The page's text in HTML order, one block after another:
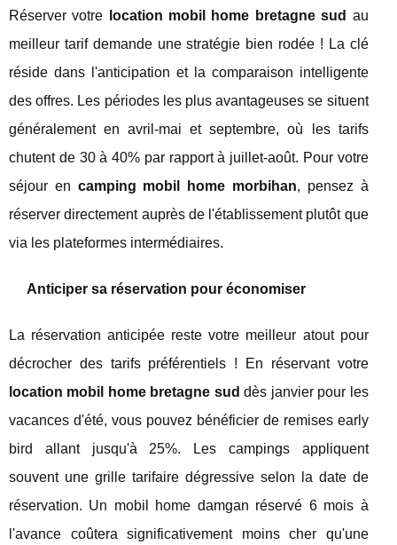
Réserver votre location mobil home bretagne sud au
meilleur tarif demande une stratégie bien rodée ! La clé
réside dans l'anticipation et la comparaison intelligente
des offres. Les périodes les plus avantageuses se situent
généralement en avril-mai et septembre, où les tarifs
chutent de 30 à 40% par rapport à juillet-août. Pour votre
séjour en camping mobil home morbihan, pensez à
réserver directement auprès de l'établissement plutôt que
via les plateformes intermédiaires.
Anticiper sa réservation pour économiser
La réservation anticipée reste votre meilleur atout pour
décrocher des tarifs préférentiels ! En réservant votre
location mobil home bretagne sud dès janvier pour les
vacances d'été, vous pouvez bénéficier de remises early
bird allant jusqu'à 25%. Les campings appliquent
souvent une grille tarifaire dégressive selon la date de
réservation. Un mobil home damgan réservé 6 mois à
l'avance coûtera significativement moins cher qu'une